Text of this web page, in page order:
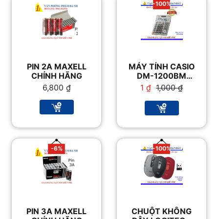
PIN 2A MAXELL
CHÍNH HÃNG
6,800 ₫
-100%
MÁY TÍNH CASIO
DM-1200BM
CHÍNH HÃNG –
VPP BA NHẤT
1,000₫
Giá
là:
1,000 ₫.
1₫
Giá
tại
là:
-6%
PIN 3A MAXELL
-100%
CHUỘT KHÔNG